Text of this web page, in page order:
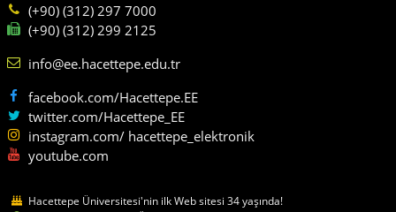
(+90) (312) 297 7000
(+90) (312) 299 2125
info@ee.hacettepe.edu.tr
facebook.com/Hacettepe.EE
twitter.com/Hacettepe_EE
instagram.com/ hacettepe_elektronik
youtube.com
Hacettepe Üniversitesi'nin ilk Web sitesi 34 yaşında!